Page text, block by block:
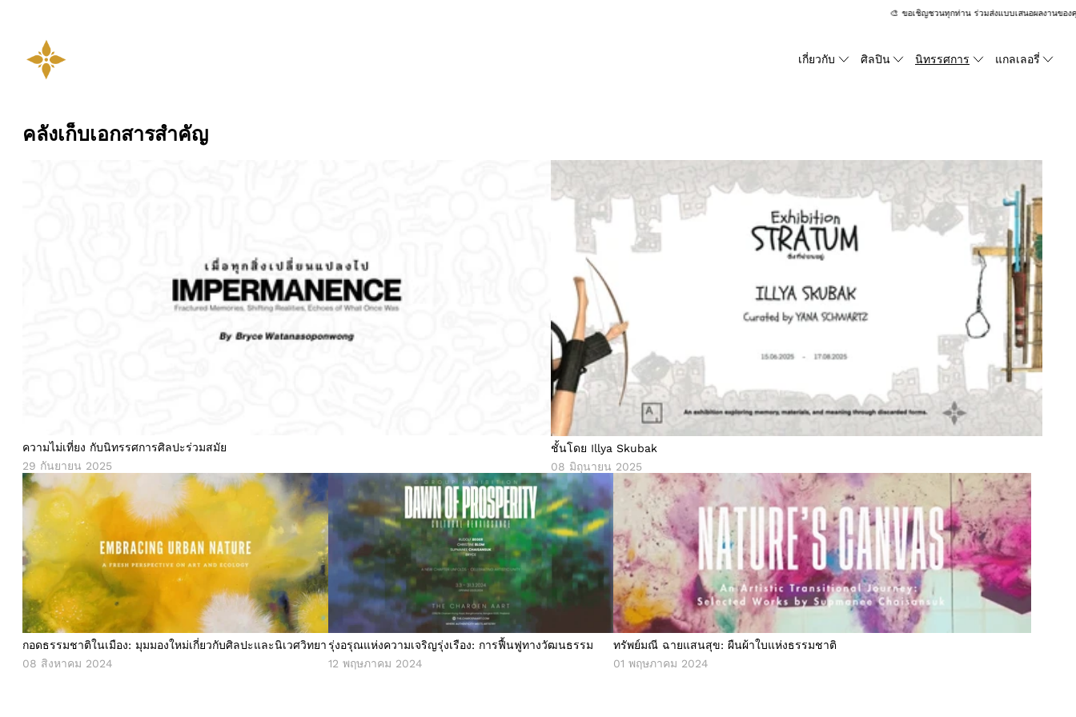
🎨 ขอเชิญชวนทุกท่าน ร่วมส่งแบบเสนอผลงานของ
เกี่ยวกับ ศิลปิน นิทรรศการ แกลเลอรี่
คลังเก็บเอกสารสำคัญ
ความไม่เที่ยง กับนิทรรศการศิลปะร่วมสมัย
29 กันยายน 2025
ชั้นโดย Illya Skubak
08 มิถุนายน 2025
กอดธรรมชาติในเมือง: มุมมองใหม่เกี่ยวกับศิลปะและนิเวศวิทยา
กอดธรรมชาติในเมือง: มุมมองใหม่เกี่ยวกับศิลปะและนิเวศวิทยา
08 สิงหาคม 2024
รุ่งอรุณแห่งความเจริญรุ่งเรือง: การฟื้นฟูทางวัฒนธรรม
รุ่งอรุณแห่งความเจริญรุ่งเรือง: การฟื้นฟูทางวัฒนธรรม
12 พฤษภาคม 2024
ทรัพย์มณี ฉายแสนสุข: ผืนผ้าใบแห่งธรรมชาติ
ทรัพย์มณี ฉายแสนสุข: ผืนผ้าใบแห่งธรรมชาติ
01 พฤษภาคม 2024